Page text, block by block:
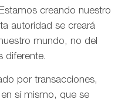
creando nuestro
autoridad se creará
mundo, no del
diferente.
por transacciones,
sí mismo, que se